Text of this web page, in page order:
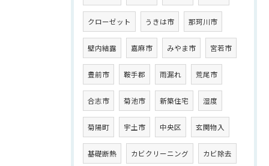
クローゼット うきは市 那珂川市
壁内結露 嘉麻市 みやま市 宮若市
豊前市 鞍手郡 雨漏れ 荒尾市
合志市 菊池市 新築住宅 湿度
菊陽町 宇土市 中央区 玄関物入
基礎断熱 カビクリーニング カビ除去